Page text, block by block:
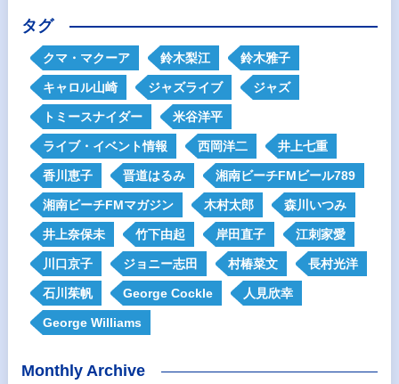
タグ
クマ・マクーア 鈴木梨江 鈴木雅子
キャロル山崎 ジャズライブ ジャズ
トミースナイダー 米谷洋平
ライブ・イベント情報 西岡洋二 井上七重
香川恵子 晋道はるみ 湘南ビーチFMビール789
湘南ビーチFMマガジン 木村太郎 森川いつみ
井上奈保未 竹下由起 岸田直子 江刺家愛
川口京子 ジョニー志田 村椿菜文 長村光洋
石川茱帆 George Cockle 人見欣幸
George Williams
Monthly Archive